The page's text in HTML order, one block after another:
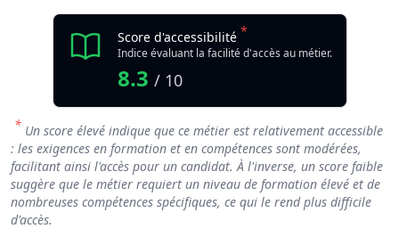
Score d'accessibilité *
Indice évaluant la facilité d'accès au métier.
8.3 / 10
* Un score élevé indique que ce métier est relativement accessible
: les exigences en formation et en compétences sont modérées,
facilitant ainsi l'accès pour un candidat. À l'inverse, un score faible
suggère que le métier requiert un niveau de formation élevé et de
nombreuses compétences spécifiques, ce qui le rend plus difficile
d'accès.